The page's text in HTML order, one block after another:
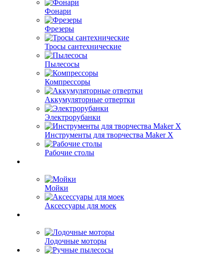
Фонари
Фрезеры
Тросы сантехнические
Пылесосы
Компрессоры
Аккумуляторные отвертки
Электрорубанки
Инструменты для творчества Maker X
Рабочие столы
Мойки
Аксессуары для моек
Лодочные моторы